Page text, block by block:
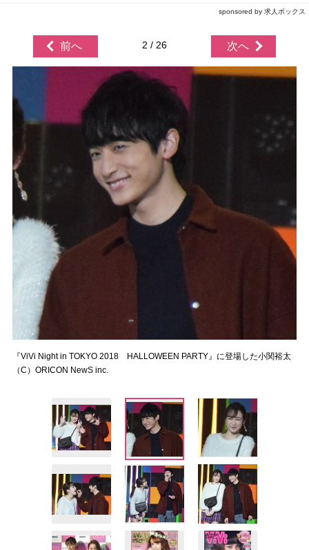
sponsored by 求人ボックス
前へ 2 / 26 次へ
『ViVi Night in TOKYO 2018 HALLOWEEN PARTY』に登場した小関裕太
（C）ORICON NewS inc.